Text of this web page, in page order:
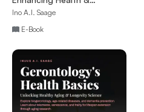
Reducing the Risk of
Chronic Disease
Ino A.I. Saage
E-Book